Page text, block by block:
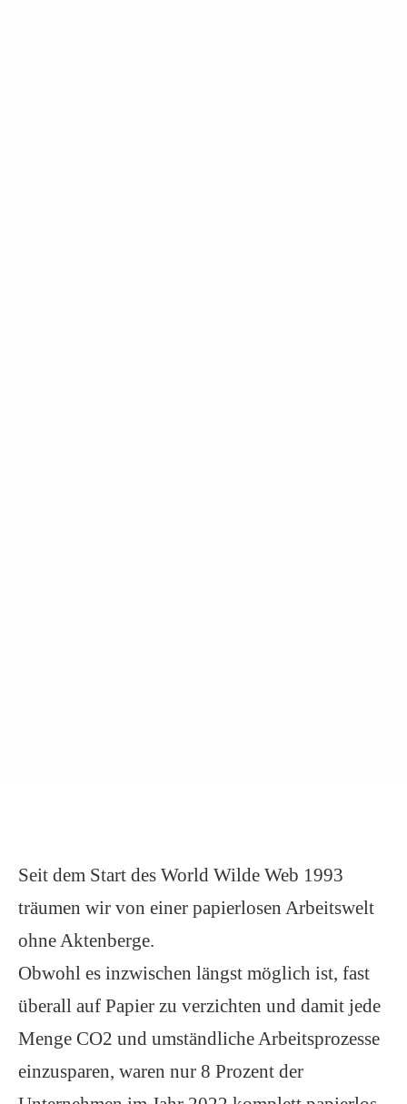
Seit dem Start des World Wilde Web 1993
träumen wir von einer papierlosen Arbeitswelt
ohne Aktenberge.
Obwohl es inzwischen längst möglich ist, fast
überall auf Papier zu verzichten und damit jede
Menge CO2 und umständliche Arbeitsprozesse
einzusparen, waren nur 8 Prozent der